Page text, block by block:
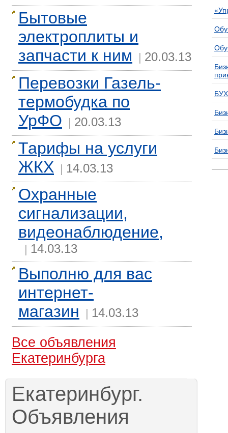
Бытовые
электроплиты и
запчасти к ним | 20.03.13
Перевозки Газель-
термобудка по
УрФО | 20.03.13
Тарифы на услуги
ЖКХ | 14.03.13
Охранные
сигнализации,
видеонаблюдение,
| 14.03.13
Выполню для вас
интернет-
магазин | 14.03.13
Все объявления
Екатеринбурга
Екатеринбург.
Объявления